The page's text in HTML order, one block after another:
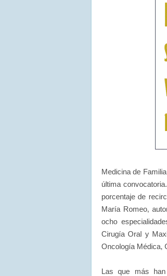
Medicina de
última
porcentaje de
María Romeo,
ocho
Cirugía Oral y
Oncología Médica,
Las que más